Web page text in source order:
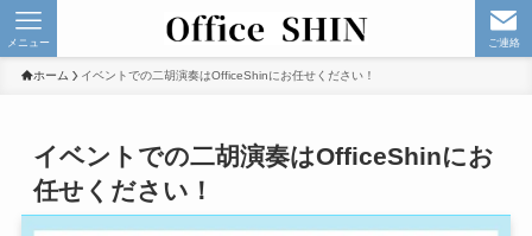
ご連絡
メニュー
ホーム イベントでの二胡演奏はOfficeShinにお任せください！
イベントでの二胡演奏はOfficeShinにお
任せください！